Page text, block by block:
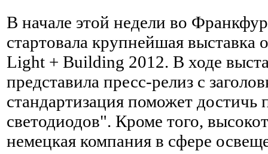
В начале этой недели во
стартовала крупнейшая выставка
Light + Building 2012. В ходе
представила пресс-релиз с
стандартизация поможет достичь
светодиодов". Кроме того,
немецкая компания в сфере